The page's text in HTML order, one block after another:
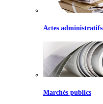
Actes administratifs
Marchés publics